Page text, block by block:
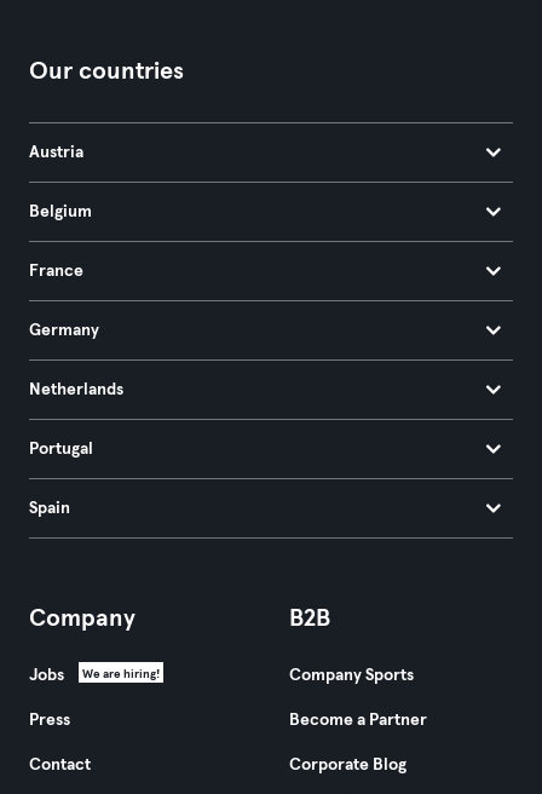
Our countries
Austria
Belgium
France
Germany
Netherlands
Portugal
Spain
Company
Jobs We are hiring!
Press
Contact
B2B
Company Sports
Become a Partner
Corporate Blog